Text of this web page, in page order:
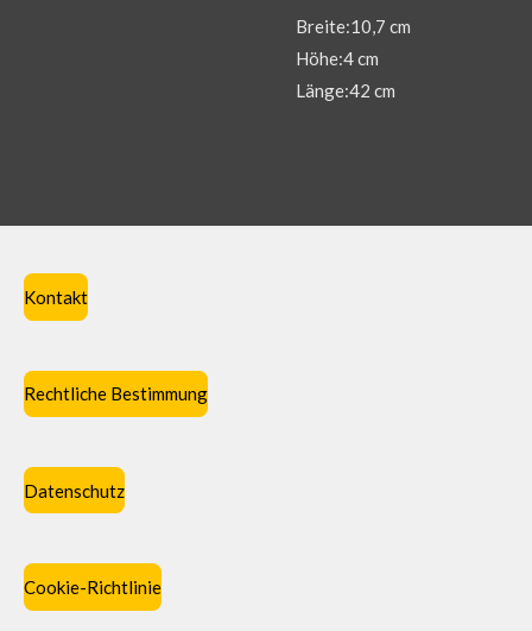
Breite:10,7 cm
Höhe:4 cm
Länge:42 cm
Kontakt
Rechtliche Bestimmung
Datenschutz
Cookie-Richtlinie